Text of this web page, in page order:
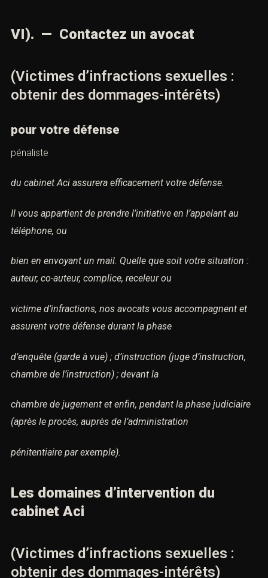
VI). — Contactez un avocat
(Victimes d’infractions sexuelles :
obtenir des dommages-intérêts)
pour votre défense
pénaliste
du cabinet Aci assurera efficacement votre défense.
Il vous appartient de prendre l’initiative en l’appelant au
téléphone, ou
bien en envoyant un mail. Quelle que soit votre situation :
auteur, co-auteur, complice, receleur ou
victime d’infractions, nos avocats vous accompagnent et
assurent votre défense durant la phase
d’enquête (garde à vue) ; d’instruction (juge d’instruction,
chambre de l’instruction) ; devant la
chambre de jugement et enfin, pendant la phase judiciaire
(après le procès, auprès de l’administration
pénitentiaire par exemple).
Les domaines d’intervention du
cabinet Aci
(Victimes d’infractions sexuelles :
obtenir des dommages-intérêts)